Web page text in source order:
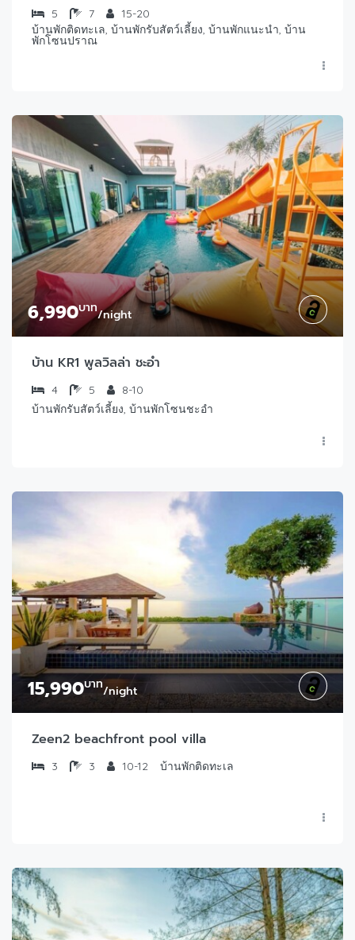
5 7
15-20
บ้านพักติดทะเล, บ้านพักรับสัตว์เลี้ยง, บ้านพักแนะนำ, บ้าน
พักโซนปราณ
6,990บาท/night
บ้าน KR1 พูลวิลล่า ชะอำ
4 5
8-10
บ้านพักรับสัตว์เลี้ยง, บ้านพักโซนชะอำ
15,990บาท/night
Zeen2 beachfront pool villa
3 3 10-12 บ้านพักติดทะเล